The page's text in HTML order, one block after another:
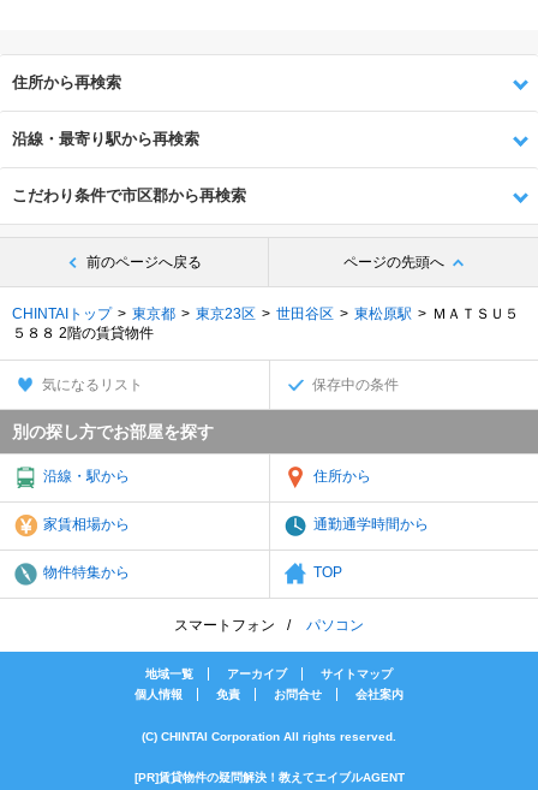
住所から再検索
沿線・最寄り駅から再検索
こだわり条件で市区郡から再検索
前のページへ戻る ページの先頭へ
CHINTAIトップ 東京都 東京23区 世田谷区 東松原駅
ＭＡＴＳＵ５
５８８ 2階の賃貸物件
気になるリスト 保存中の条件
別の探し方でお部屋を探す
沿線・駅から 住所から
家賃相場から 通勤通学時間から
物件特集から TOP
スマートフォン パソコン
地域一覧 アーカイブ
サイトマップ
個人情報
免責 お問合せ 会社案内
(C) CHINTAI Corporation All rights reserved.
[PR]賃貸物件の疑問解決！教えてエイブルAGENT